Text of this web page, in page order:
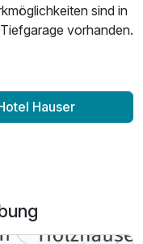
sind in
vorhanden.
Hauser